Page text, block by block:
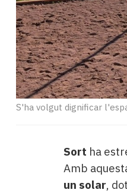
S'ha volgut dignificar
Sort ha
Amb
un solar,